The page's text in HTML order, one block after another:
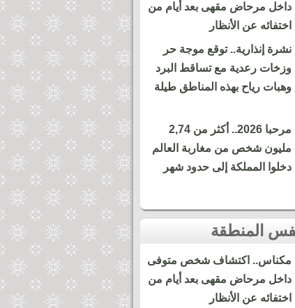
داخل مرحاض مقهى بعد أيام من
اختفائه عن الأنظار
نشرة إنذارية.. توقع موجة حر
وزخات رعدية مع تساقط البرد
وهبات رياح بهذه المناطق طيلة
مرحبا 2026.. أكثر من 2,74
مليون شخص من مغاربة العالم
دخلوا المملكة إلى حدود شهر
مكناس.. اكتشاف شخص متوفى
داخل مرحاض مقهى بعد أيام من
اختفائه عن الأنظار